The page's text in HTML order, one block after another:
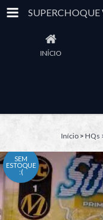
SUPERCHOQUE
INÍCIO
Início > HQs
SEM
ESTOQUE
:(